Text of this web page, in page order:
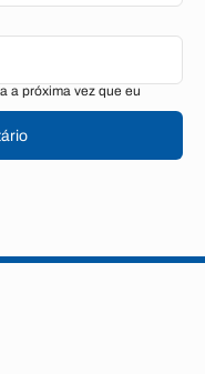
a próxima vez que eu